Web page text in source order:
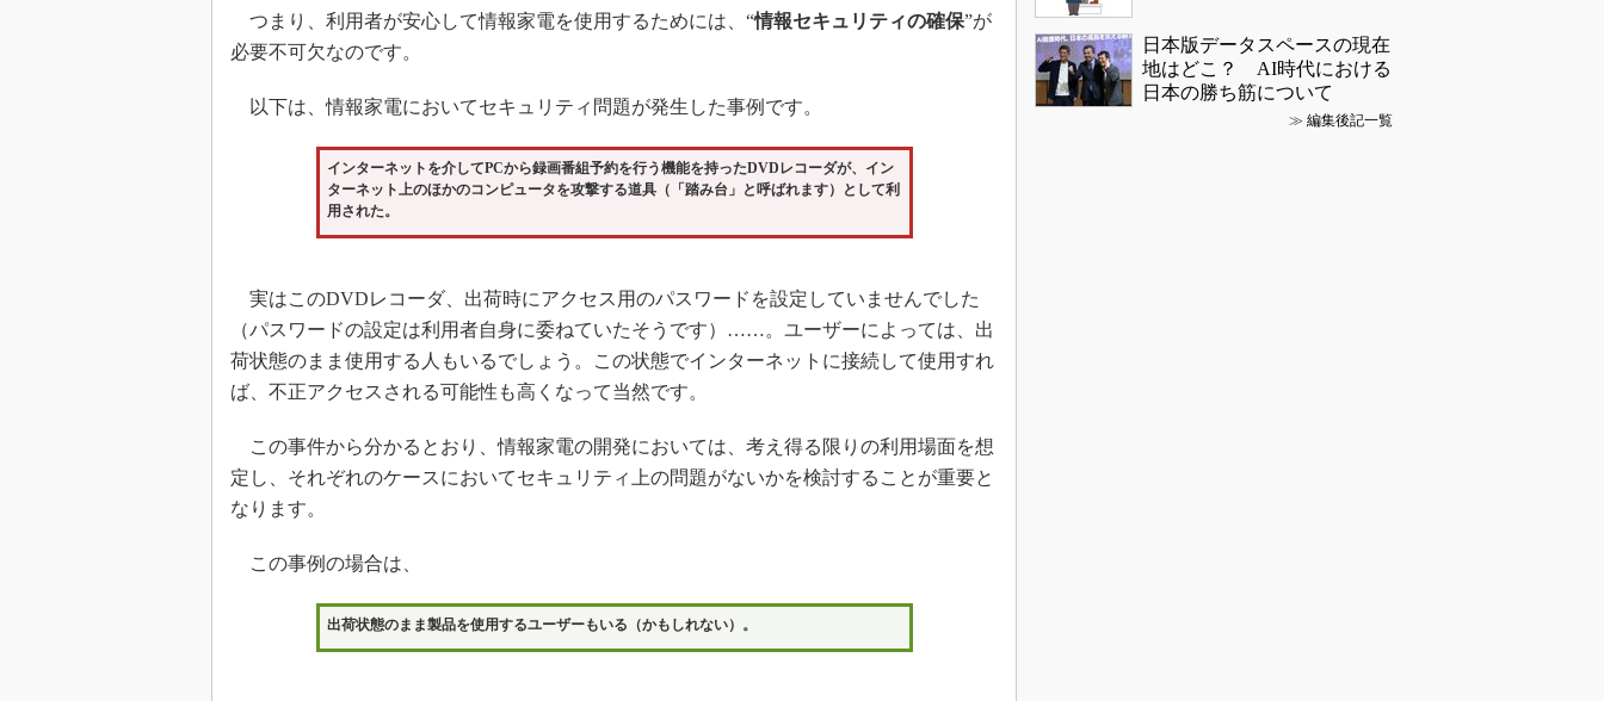
つまり、利用者が安心して情報家電を使用するためには、“情報セキュリティの確保”が
必要不可欠なのです。
以下は、情報家電においてセキュリティ問題が発生した事例です。
インターネットを介してPCから録画番組予約を行う機能を持ったDVDレコーダが、イン
ターネット上のほかのコンピュータを攻撃する道具（「踏み台」と呼ばれます）として利
用された。
実はこのDVDレコーダ、出荷時にアクセス用のパスワードを設定していませんでした
（パスワードの設定は利用者自身に委ねていたそうです）……。ユーザーによっては、出
荷状態のまま使用する人もいるでしょう。この状態でインターネットに接続して使用すれ
ば、不正アクセスされる可能性も高くなって当然です。
この事件から分かるとおり、情報家電の開発においては、考え得る限りの利用場面を想
定し、それぞれのケースにおいてセキュリティ上の問題がないかを検討することが重要と
なります。
この事例の場合は、
出荷状態のまま製品を使用するユーザーもいる（かもしれない）。
日本版データスペースの現在
地はどこ？ AI時代における
日本の勝ち筋について
≫ 編集後記一覧